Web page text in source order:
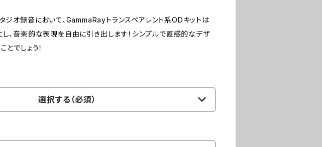
ジオ録音において、GammaRayトランスペアレント系ODキットは
、音楽的な表現を自由に引き出します！シンプルで直感的なデザ
とでしょう！
選択する（必須）